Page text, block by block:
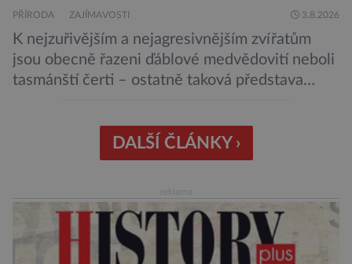
PŘÍRODA ZAJÍMAVOSTI 3.8.2026
K nejzuřivějším a nejagresivnějším zvířatům
jsou obecně řazeni ďáblové medvědovití neboli
tasmánští čerti – ostatně taková představa
ostrově Tasmánie, si však takovou nálepku
vůbec nezaslouží. Fakticky se totiž spíše než o
plaché živočichy. Velikostně […]
DALŠÍ ČLÁNKY ›